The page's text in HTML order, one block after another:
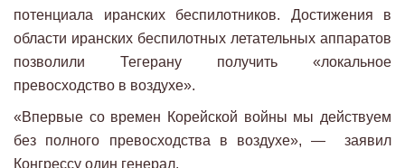
потенциала иранских беспилотников. Достижения в
области иранских беспилотных летательных аппаратов
позволили Тегерану получить «локальное
превосходство в воздухе».
«Впервые со времен Корейской войны мы действуем
без полного превосходства в воздухе», — заявил
Конгрессу один генерал.